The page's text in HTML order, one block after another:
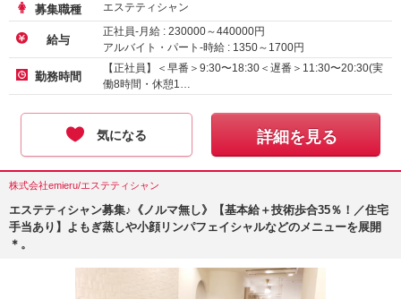
募集職種 エステティシャン
給与
正社員-月給 : 230000～440000円
アルバイト・パート-時給 : 1350～ 1700円
勤務時間
【正社員】＜早番＞9:30〜18:30＜遅番＞11:30〜20:30(実
働8時間・休憩1…
気になる 詳細を見る
株式会社emieru/エステティシャン
エステティシャン募集♪《ノルマ無し》【基本給＋技術歩合35％！／住宅
手当あり】よもぎ蒸しや小顔リンパフェイシャルなどのメニューを展開
＊。